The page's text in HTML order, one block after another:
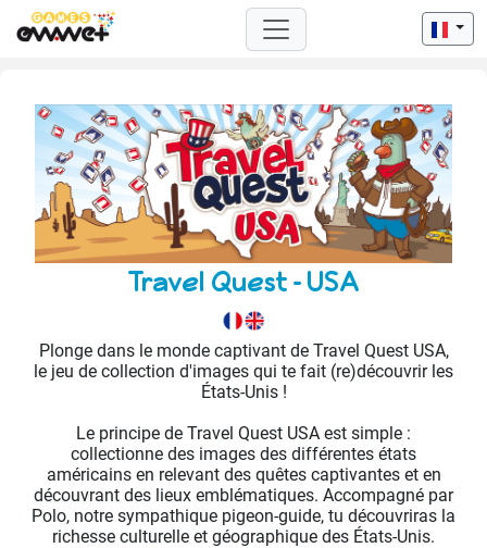
Travel Quest - USA
Plonge dans le monde captivant de Travel Quest USA,
le jeu de collection d'images qui te fait (re)découvrir les
États-Unis !
Le principe de Travel Quest USA est simple :
collectionne des images des différentes états
américains en relevant des quêtes captivantes et en
découvrant des lieux emblématiques. Accompagné par
Polo, notre sympathique pigeon-guide, tu découvriras la
richesse culturelle et géographique des États-Unis.